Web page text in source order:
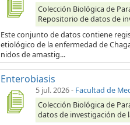
Colección Biológica de
Repositorio de datos de
Este conjunto de datos contiene
etiológico de la enfermedad de
nidos de amastig...
Enterobiasis
5 jul. 2026- Facultad de
Colección Biológica de
datos de investigación de